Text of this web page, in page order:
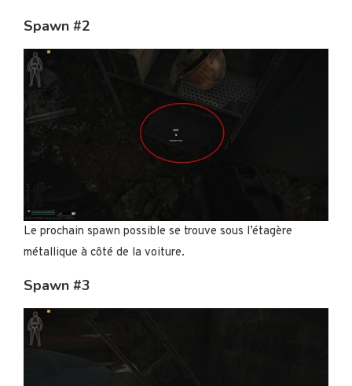
Spawn #2
Le prochain spawn possible se trouve sous l’étagère
métallique à côté de la voiture.
Spawn #3